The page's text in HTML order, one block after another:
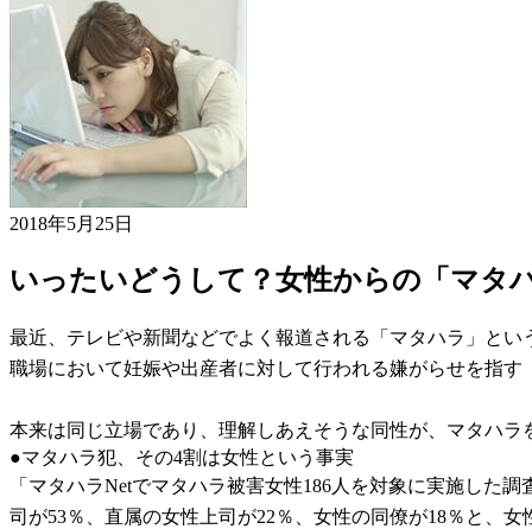
2018年5月25日
いったいどうして？女性からの「マタ
最近、テレビや新聞などでよく報道される「マタハラ」とい
職場において妊娠や出産者に対して行われる嫌がらせを指
本来は同じ立場であり、理解しあえそうな同性が、マタハ
●マタハラ犯、その4割は女性という事実
「マタハラNetでマタハラ被害女性186人を対象に実施した
司が53％、直属の女性上司が22％、女性の同僚が18％と、